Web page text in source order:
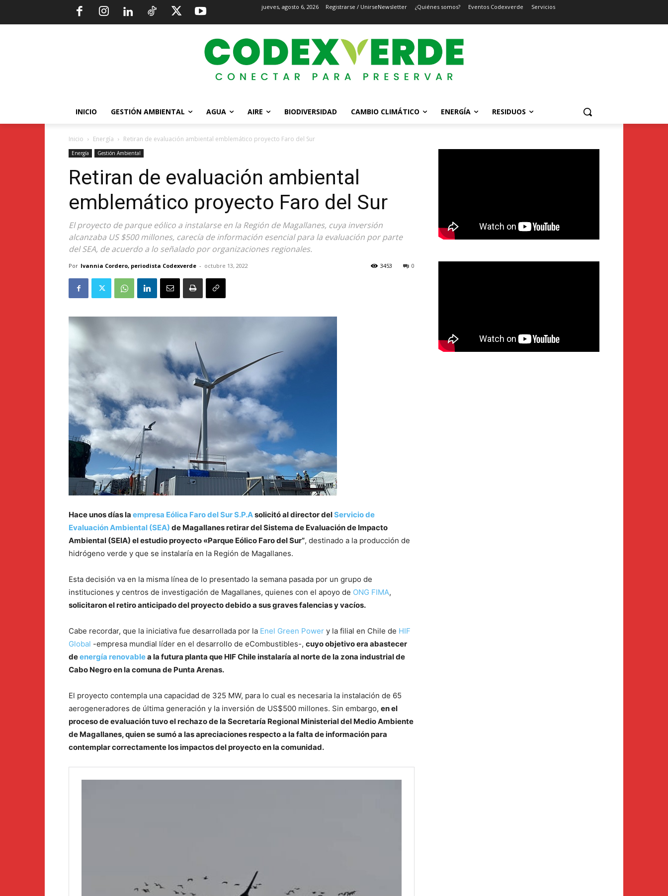
jueves, agosto 6, 2026 Registrarse / UnirseNewsletter ¿Quiénes somos? Eventos Codexverde Servicios
INICIO GESTIÓN AMBIENTAL AGUA AIRE BIODIVERSIDAD CAMBIO CLIMÁTICO ENERGÍA RESIDUOS
Inicio Energía Retiran de evaluación ambiental emblemático proyecto Faro del Sur
Energía Gestión Ambiental
Retiran de evaluación ambiental
emblemático proyecto Faro del Sur
El proyecto de parque eólico a instalarse en la Región de Magallanes, cuya inversión
alcanzaba US $500 millones, carecía de información esencial para la evaluación por parte
del SEA, de acuerdo a lo señalado por organizaciones regionales.
Por Ivannia Cordero, periodista Codexverde - octubre 13, 2022 0
3453
Hace unos días la empresa Eólica Faro del Sur S.P.Asolicitó al director delServicio de
Evaluación Ambiental (SEA) de Magallanes retirar del Sistema de Evaluación de Impacto
Ambiental (SEIA) el estudio proyecto «Parque Eólico Faro del Sur”, destinado a la producción de
hidrógeno verde y que se instalaría en la Región de Magallanes.
Esta decisión va en la misma línea de lo presentado la semana pasada por un grupo de
instituciones y centros de investigación de Magallanes, quienes con el apoyo de ONG FIMA,
solicitaron el retiro anticipado del proyecto debido a sus graves falencias y vacíos.
Cabe recordar, que la iniciativa fue desarrollada por la Enel Green Power y la filial en Chile de HIF
Global -empresa mundial líder en el desarrollo de eCombustibles-, cuyo objetivo era abastecer
deenergía renovablea la futura planta que HIF Chile instalaría al norte de la zona industrial de
Cabo Negro en la comuna de Punta Arenas.
El proyecto contempla una capacidad de 325 MW, para lo cual es necesaria la instalación de 65
aerogeneradores de última generación y la inversión de US$500 millones. Sin embargo, en el
proceso de evaluación tuvo el rechazo de la Secretaría Regional Ministerial del Medio Ambiente
de Magallanes, quien se sumó a las apreciaciones respecto a la falta de información para
contemplar correctamente los impactos del proyecto en la comunidad.